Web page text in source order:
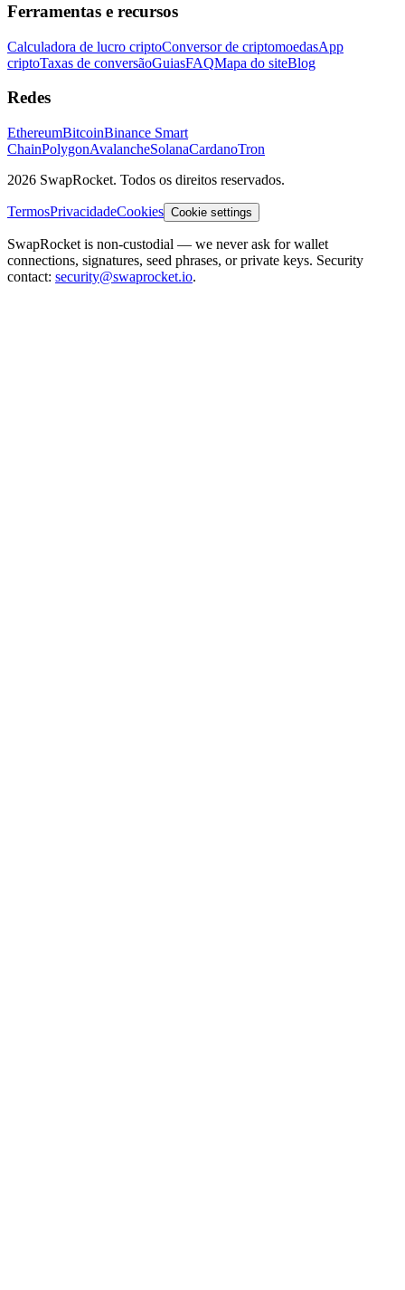
Ferramentas e recursos
Calculadora de lucro criptoConversor de criptomoedasApp
criptoTaxas de conversãoGuiasFAQMapa do siteBlog
Redes
EthereumBitcoinBinance Smart
ChainPolygonAvalancheSolanaCardanoTron
2026 SwapRocket. Todos os direitos reservados.
TermosPrivacidadeCookies Cookie settings
SwapRocket is non-custodial — we never ask for wallet
connections, signatures, seed phrases, or private keys. Security
contact: security@swaprocket.io.